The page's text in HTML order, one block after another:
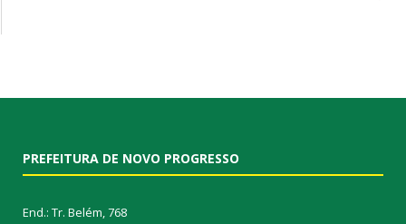
PREFEITURA DE NOVO PROGRESSO
End.: Tr. Belém, 768